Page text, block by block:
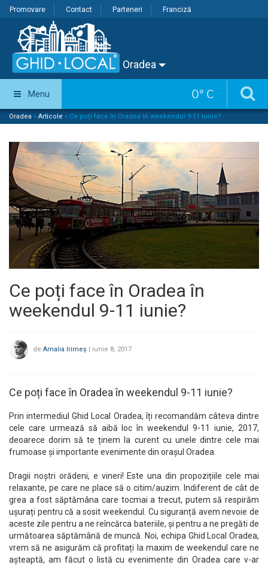
Promovare Contact Parteneri Franciză
Oradea
0° C
Menu
Oradea » Articole » Ce poți face în Oradea în weekendul 9-11 iunie?
Ce poți face în Oradea în
weekendul 9-11 iunie?
de Amalia Irimeș | iunie 8, 2017
Ce poți face în Oradea în weekendul 9-11 iunie?
Prin intermediul Ghid Local Oradea, îți recomandăm câteva dintre
cele care urmează să aibă loc în weekendul 9-11 iunie, 2017,
deoarece dorim să te ținem la curent cu unele dintre cele mai
frumoase și importante evenimente din orașul Oradea.
Dragii noștri orădeni, e vineri! Este una din propozițiile cele mai
relaxante, pe care ne place să o citim/auzim. Indiferent de cât de
grea a fost săptămâna care tocmai a trecut, putem să respirăm
ușurați pentru că a sosit weekendul. Cu siguranță avem nevoie de
aceste zile pentru a ne reîncărca bateriile, și pentru a ne pregăti de
următoarea săptămână de muncă. Noi, echipa Ghid Local Oradea,
vrem să ne asigurăm că profitați la maxim de weekendul care ne
așteaptă, am făcut o listă cu evenimente din Oradea care v-ar